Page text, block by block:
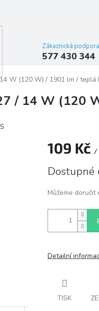
Zákaznická
577 430 344
W (120 W) / 1901 lm / teplá
/ 14 W (120
109 Kč /
cena:
Dostupné
Můžeme doručit
Detailní
TISK